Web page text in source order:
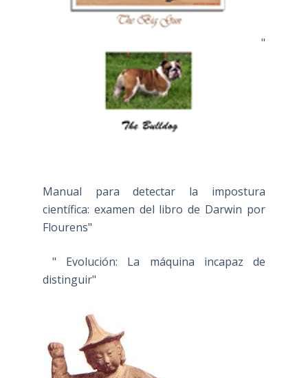
"
Manual para detectar la impostura
científica: examen del libro de Darwin por
Flourens"
" Evolución: La máquina incapaz de
distinguir"